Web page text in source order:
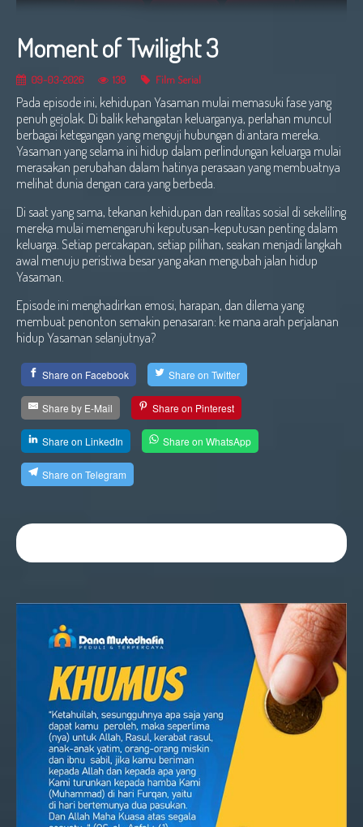
Moment of Twilight 3
09-03-2026 138 Film Serial
Pada episode ini, kehidupan Yasaman mulai memasuki fase yang
penuh gejolak. Di balik kehangatan keluarganya, perlahan muncul
berbagai ketegangan yang menguji hubungan di antara mereka.
Yasaman yang selama ini hidup dalam perlindungan keluarga mulai
merasakan perubahan dalam hatinya perasaan yang membuatnya
melihat dunia dengan cara yang berbeda.
Di saat yang sama, tekanan kehidupan dan realitas sosial di sekeliling
mereka mulai memengaruhi keputusan-keputusan penting dalam
keluarga. Setiap percakapan, setiap pilihan, seakan menjadi langkah
awal menuju peristiwa besar yang akan mengubah jalan hidup
Yasaman.
Episode ini menghadirkan emosi, harapan, dan dilema yang
membuat penonton semakin penasaran: ke mana arah perjalanan
hidup Yasaman selanjutnya?
Share on Facebook Share on Twitter
Share by E-Mail Share on Pinterest
Share on LinkedIn Share on WhatsApp
Share on Telegram